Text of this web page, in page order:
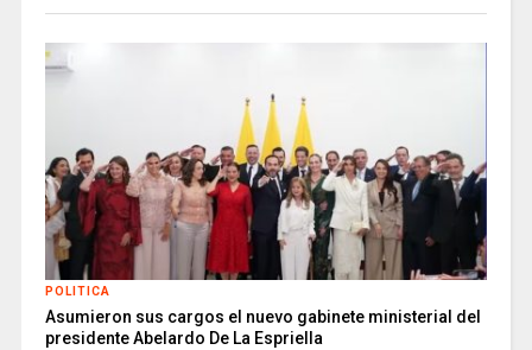
POLITICA
Asumieron sus cargos el nuevo gabinete ministerial del
presidente Abelardo De La Espriella